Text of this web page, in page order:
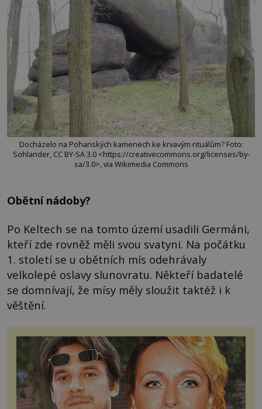
Docházelo na Pohanských kamenech ke krvavým rituálům? Foto:
Sohlander, CC BY-SA 3.0 <https://creativecommons.org/licenses/by-
sa/3.0>, via Wikimedia Commons
Obětní nádoby?
Po Keltech se na tomto území usadili Germáni,
kteří zde rovněž měli svou svatyni. Na počátku
1. století se u obětních mís odehrávaly
velkolepé oslavy slunovratu. Někteří badatelé
se domnívají, že mísy měly sloužit taktéž i k
věštění.